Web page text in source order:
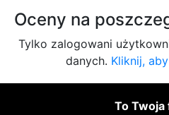
Oceny na
Tylko zalogowani
danych. Kliknij,
To Twoja